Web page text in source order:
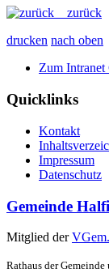
zurück
drucken nach oben
Zum Intranet
Quicklinks
Kontakt
Impressum
Datenschutz
Gemeinde
Mitglied der
Rathaus der Gemeinde